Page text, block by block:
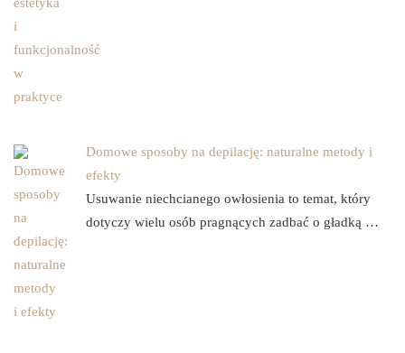
Domowe sposoby na depilację: naturalne metody i
efekty
Usuwanie niechcianego owłosienia to temat, który
dotyczy wielu osób pragnących zadbać o gładką …